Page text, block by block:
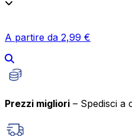
A partire da 2,99 €
Prezzi migliori – Spedisci a